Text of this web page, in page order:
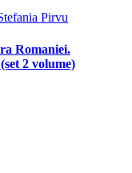
Pirvu
Romaniei.
2 volume)